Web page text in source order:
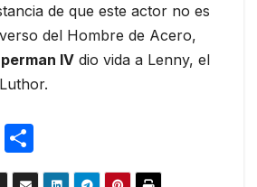
de que este actor no es
del Hombre de Acero,
IV dio vida a Lenny, el
T
o